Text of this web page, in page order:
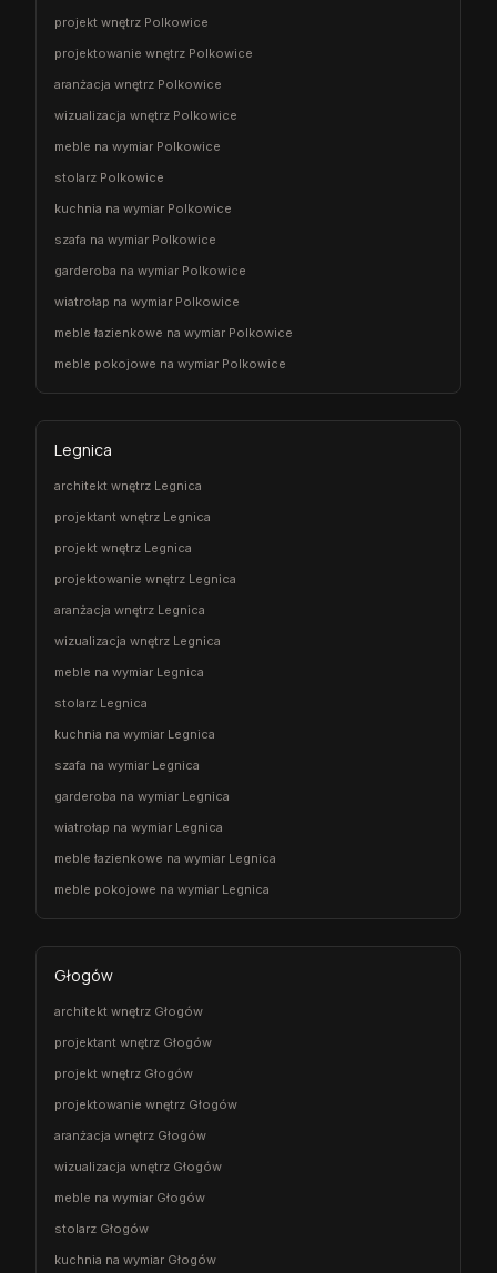
projekt wnętrz Polkowice
projektowanie wnętrz Polkowice
aranżacja wnętrz Polkowice
wizualizacja wnętrz Polkowice
meble na wymiar Polkowice
stolarz Polkowice
kuchnia na wymiar Polkowice
szafa na wymiar Polkowice
garderoba na wymiar Polkowice
wiatrołap na wymiar Polkowice
meble łazienkowe na wymiar Polkowice
meble pokojowe na wymiar Polkowice
Legnica
architekt wnętrz Legnica
projektant wnętrz Legnica
projekt wnętrz Legnica
projektowanie wnętrz Legnica
aranżacja wnętrz Legnica
wizualizacja wnętrz Legnica
meble na wymiar Legnica
stolarz Legnica
kuchnia na wymiar Legnica
szafa na wymiar Legnica
garderoba na wymiar Legnica
wiatrołap na wymiar Legnica
meble łazienkowe na wymiar Legnica
meble pokojowe na wymiar Legnica
Głogów
architekt wnętrz Głogów
projektant wnętrz Głogów
projekt wnętrz Głogów
projektowanie wnętrz Głogów
aranżacja wnętrz Głogów
wizualizacja wnętrz Głogów
meble na wymiar Głogów
stolarz Głogów
kuchnia na wymiar Głogów